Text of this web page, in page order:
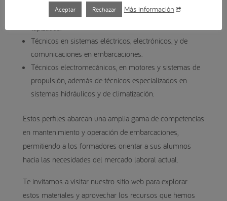
Técnicos en confección y reparación de velas y
tapizados.
Técnicos en sistemas eléctricos, electrónicos, y de
comunicaciones en embarcaciones.
Técnicos electromecánicos, en motores y sistemas de
propulsión, además de técnicos especializados en
sistemas hidráulicos y de climatización.
Estos perfiles abarcan una amplia gama de competencias
en mantenimiento y operación de embarcaciones,
permitiendo a los formadores orientar a sus alumnos
hacia las necesidades del mercado laboral actual.
Te invitamos a visitar nuestro sitio web para explorar
estos materiales y aprovechar los recursos que hemos
Aceptar Rechazar Más información